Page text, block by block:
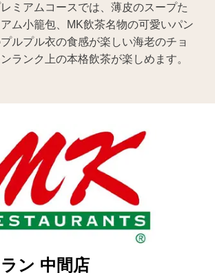
ミアムコースでは、薄皮のスープた
ム小籠包、MK飲茶名物の可愛いパン
ルプル衣の食感が楽しい海老のチョ
ランク上の本格飲茶が楽しめます。
ン 中間店